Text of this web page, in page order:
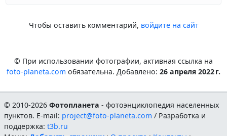
Чтобы оставить комментарий, войдите на сайт
© При использовании фотографии, активная ссылка на
foto-planeta.com обязательна. Добавлено: 26 апреля 2022 г.
© 2010-2026Фотопланета - фотоэнциклопедия населенных
пунктов. E-mail: project@foto-planeta.com / Разработка и
поддержка:t3b.ru